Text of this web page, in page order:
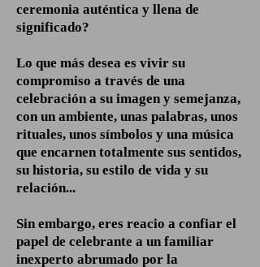
ceremonia auténtica y llena de
significado?
Lo que más desea es vivir su
compromiso a través de una
celebración a su imagen y semejanza,
con un ambiente, unas palabras, unos
rituales, unos símbolos y una música
que encarnen totalmente sus sentidos,
su historia, su estilo de vida y su
relación...
Sin embargo, eres reacio a confiar el
papel de celebrante a un familiar
inexperto abrumado por la